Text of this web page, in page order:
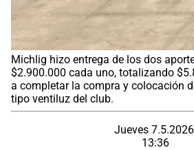
Michlig hizo entrega de los dos
$2.900.000 cada uno, totalizando
a completar la compra y colocación
tipo ventiluz del club.
Jueves 7.5.2026
13:36